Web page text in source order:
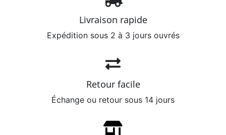
Livraison rapide
Expédition sous 2 à 3 jours ouvrés
Retour facile
Échange ou retour sous 14 jours